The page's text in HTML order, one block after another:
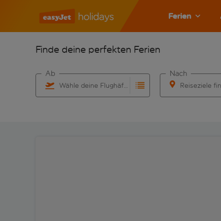
Ferien
Finde deine perfekten Ferien
Wähle deine Flughäfen
Ab
Reiseziele
Nach